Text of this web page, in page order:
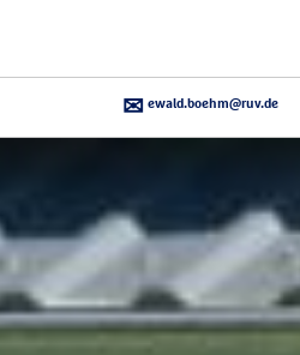
ewald.boehm@ruv.de